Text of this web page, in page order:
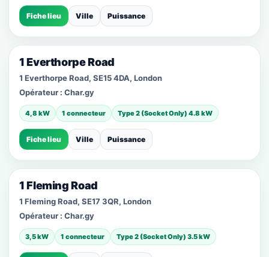
Fiche lieu Ville Puissance
1 Everthorpe Road
1 Everthorpe Road, SE15 4DA, London
Opérateur : Char.gy
4,8 kW 1 connecteur Type 2 (Socket Only) 4.8 kW
Fiche lieu Ville Puissance
1 Fleming Road
1 Fleming Road, SE17 3QR, London
Opérateur : Char.gy
3,5 kW 1 connecteur Type 2 (Socket Only) 3.5 kW